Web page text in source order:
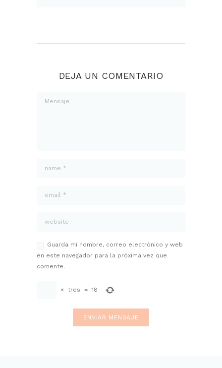
DEJA UN COMENTARIO
Guarda mi nombre, correo electrónico y web
en este navegador para la próxima vez que
comente.
× tres = 18